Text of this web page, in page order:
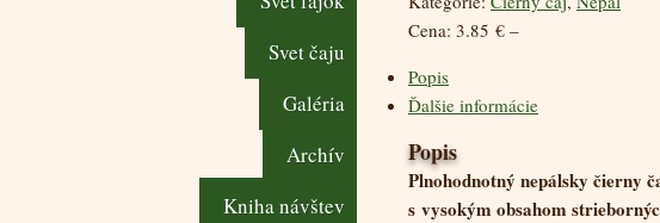
Svet čaju
Galéria
Archív
Kniha návštev
3.85 € –
Popis
Ďalšie informácie
Popis
Plnohodnotný nepálsky čierny
s vysokým obsahom